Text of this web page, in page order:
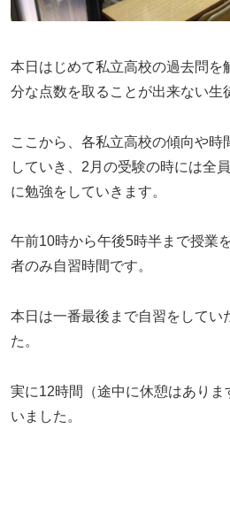
本日はじめて私立高校の過去問を
分な点数を取ることが出来ない生
ここから、各私立高校の傾向や時
していき、2月の受験の時には全
に勉強をしていきます。
午前10時から午後5時半まで授業
者のみ自習時間です。
本日は一番最後まで自習をしてい
た。
実に12時間（途中に休憩はありま
いました。